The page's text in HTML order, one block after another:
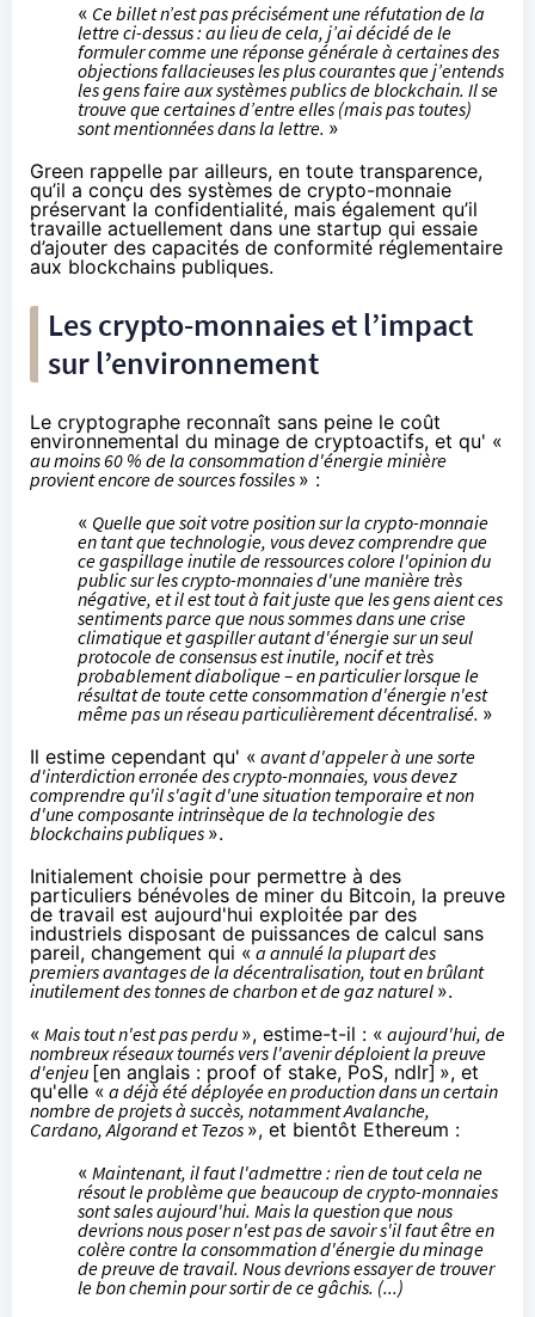
« Ce billet n’est pas précisément une réfutation de la
lettre ci-dessus : au lieu de cela, j’ai décidé de le
formuler comme une réponse générale à certaines des
objections fallacieuses les plus courantes que j’entends
les gens faire aux systèmes publics de blockchain. Il se
trouve que certaines d’entre elles (mais pas toutes)
sont mentionnées dans la lettre. »
Green rappelle par ailleurs, en toute transparence,
qu’il a conçu des systèmes de crypto-monnaie
préservant la confidentialité, mais également qu’il
travaille actuellement dans une startup qui essaie
d’ajouter des capacités de conformité réglementaire
aux blockchains publiques.
Les crypto-monnaies et l’impact
sur l’environnement
Le cryptographe reconnaît sans peine le coût
environnemental du minage de cryptoactifs, et qu' «
au moins 60 % de la consommation d'énergie minière
provient encore de sources fossiles » :
« Quelle que soit votre position sur la crypto-monnaie
en tant que technologie, vous devez comprendre que
ce gaspillage inutile de ressources colore l'opinion du
public sur les crypto-monnaies d'une manière très
négative, et il est tout à fait juste que les gens aient ces
sentiments parce que nous sommes dans une crise
climatique et gaspiller autant d'énergie sur un seul
protocole de consensus est inutile, nocif et très
probablement diabolique – en particulier lorsque le
résultat de toute cette consommation d'énergie n'est
même pas un réseau particulièrement décentralisé. »
Il estime cependant qu' « avant d'appeler à une sorte
d'interdiction erronée des crypto-monnaies, vous devez
comprendre qu'il s'agit d'une situation temporaire et non
d'une composante intrinsèque de la technologie des
blockchains publiques ».
Initialement choisie pour permettre à des
particuliers bénévoles de miner du Bitcoin, la preuve
de travail est aujourd'hui exploitée par des
industriels disposant de puissances de calcul sans
pareil, changement qui «a annulé la plupart des
premiers avantages de la décentralisation, tout en brûlant
inutilement des tonnes de charbonet de gaz naturel ».
« Mais tout n'est pas perdu », estime-t-il : « aujourd'hui, de
nombreux réseaux tournés vers l'avenir déploient la preuve
d'enjeu [en anglais : proof of stake, PoS, ndlr] », et
qu'elle « a déjà été déployée en production dans un certain
nombre de projets à succès, notamment Avalanche,
Cardano, Algorand et Tezos », et bientôt Ethereum :
« Maintenant, il faut l'admettre : rien de tout cela ne
résout le problème que beaucoup de crypto-monnaies
sont sales aujourd'hui. Mais la question que nous
devrions nous poser n'est pas de savoir s'il faut être en
colère contre la consommation d'énergie du minage
de preuve de travail. Nous devrions essayer de trouver
le bon chemin pour sortir de ce gâchis. (...)